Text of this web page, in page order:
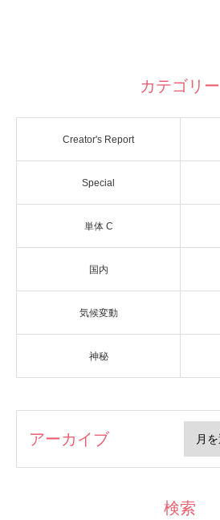
カテゴリー
Creator's Report
Special
単体 C
国内
気候変動
神秘
アーカイブ
検索